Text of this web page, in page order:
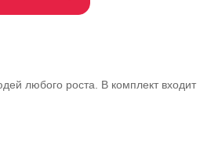
любого роста. В комплект входит